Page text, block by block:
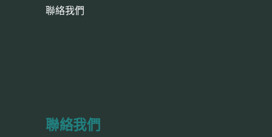
聯絡我們
聯絡我們